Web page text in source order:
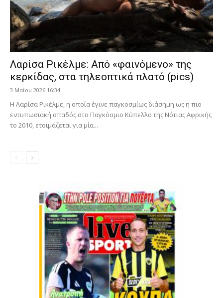
Λαρίσα Ρικέλμε: Από «φαινόμενο» της
κερκίδας, στα τηλεοπτικά πλατό (pics)
3 Μαΐου 2026 16:34
Η Λαρίσα Ρικέλμε, η οποία έγινε παγκοσμίως διάσημη ως η πιο
εντυπωσιακή οπαδός στο Παγκόσμιο Κύπελλο της Νότιας Αφρικής
το 2010, ετοιμάζεται για μία...